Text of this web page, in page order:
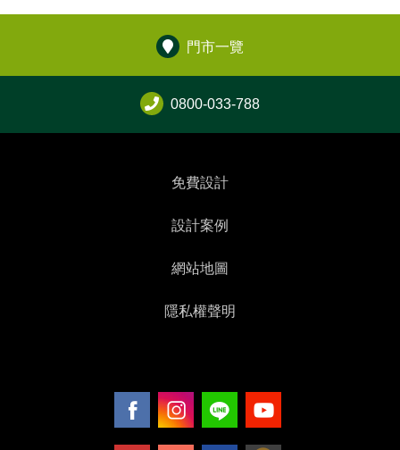
門市一覽
0800-033-788
免費設計
設計案例
網站地圖
隱私權聲明